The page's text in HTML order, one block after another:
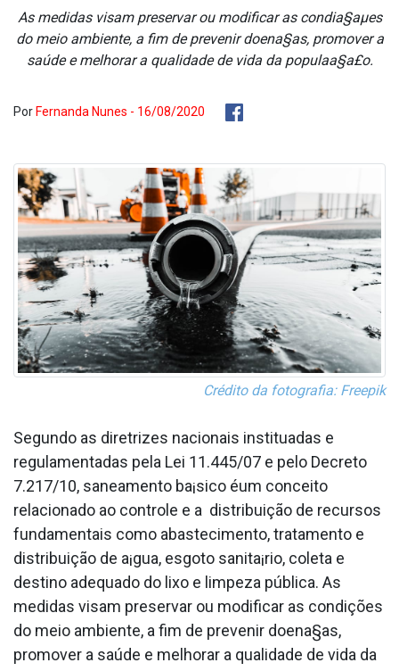
As medidas visam preservar ou modificar as condia§aµes
do meio ambiente, a fim de prevenir doena§as, promover a
saúde e melhorar a qualidade de vida da populaa§a£o.
Por Fernanda Nunes - 16/08/2020
Crédito da fotografia: Freepik
Segundo as diretrizes nacionais institua­das e
regulamentadas pela Lei 11.445/07 e pelo Decreto
7.217/10, saneamento ba¡sico éum conceito
relacionado ao controle e a distribuição de recursos
fundamentais como abastecimento, tratamento e
distribuição de a¡gua, esgoto sanita¡rio, coleta e
destino adequado do lixo e limpeza pública. As
medidas visam preservar ou modificar as condições
do meio ambiente, a fim de prevenir doena§as,
promover a saúde e melhorar a qualidade de vida da